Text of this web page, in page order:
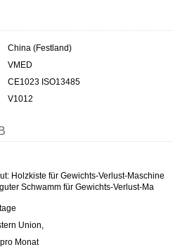
China (Festland)
VMED
CE1023 ISO13485
V1012
Holzkiste für Gewichts-Verlust-Maschine
Schwamm für Gewichts-Verlust-Ma
Union,
Monat